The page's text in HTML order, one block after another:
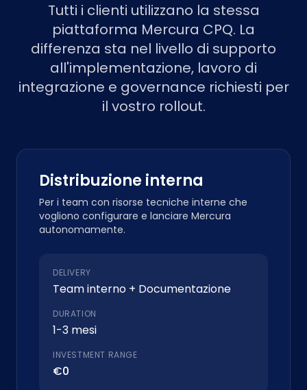
Tutti i clienti utilizzano la stessa
piattaforma Mercura CPQ. La
differenza sta nel livello di supporto
all'implementazione, lavoro di
integrazione e governance richiesti per
il vostro rollout.
Distribuzione interna
Per i team con risorse tecniche interne che
vogliono configurare e lanciare Mercura
autonomamente.
DELIVERY
Team interno + Documentazione
DURATION
1-3 mesi
INVESTMENT RANGE
€0